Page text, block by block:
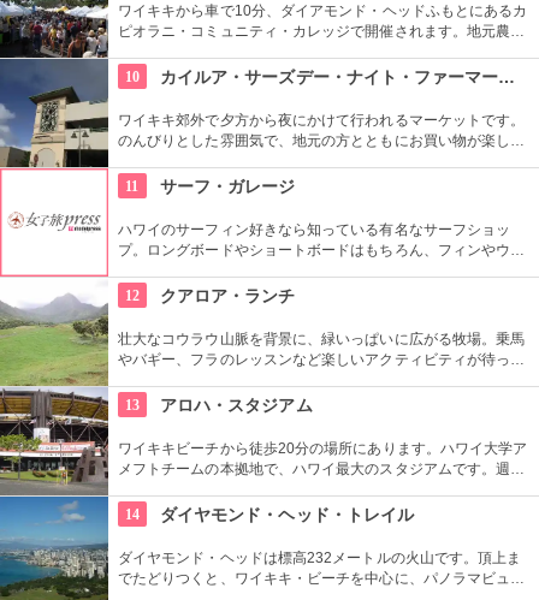
ワイキキから車で10分、ダイアモンド・ヘッドふもとにあるカ
ピオラニ・コミュニティ・カレッジで開催されます。地元農家
食べたくなっちゃいそう。ロコも観光客も多く集まる人気の朝
市なので、売り切れが発生するかも。なるべく早い時間に行っ
てみよう。
10 カイルア・サーズデー・ナイト・ファーマーズ・マーケット
ワイキキ郊外で夕方から夜にかけて行われるマーケットです。
のんびりとした雰囲気で、地元の方とともにお買い物が楽しめ
ワイ産のおいしいグルメが勢ぞろい。ちょうど、早めのディナ
ーに利用できそうですね。
11 サーフ・ガレージ
ハワイのサーフィン好きなら知っている有名なサーフショッ
プ。ロングボードやショートボードはもちろん、フィンやウェ
や保管も行っています。
12 クアロア・ランチ
壮大なコウラウ山脈を背景に、緑いっぱいに広がる牧場。乗馬
やバギー、フラのレッスンなど楽しいアクティビティが待って
ック・パーク』のロケ地としても知られ、ロケ地巡りのバスも
あります。
13 アロハ・スタジアム
ワイキキビーチから徒歩20分の場所にあります。ハワイ大学ア
メフトチームの本拠地で、ハワイ最大のスタジアムです。週3
います。400以上もの地元のお店が出店し、大盛り上がり。お
宝を見つけてみませんか。
14 ダイヤモンド・ヘッド・トレイル
ダイヤモンド・ヘッドは標高232メートルの火山です。頂上ま
でたどりつくと、ワイキキ・ビーチを中心に、パノラマビュー